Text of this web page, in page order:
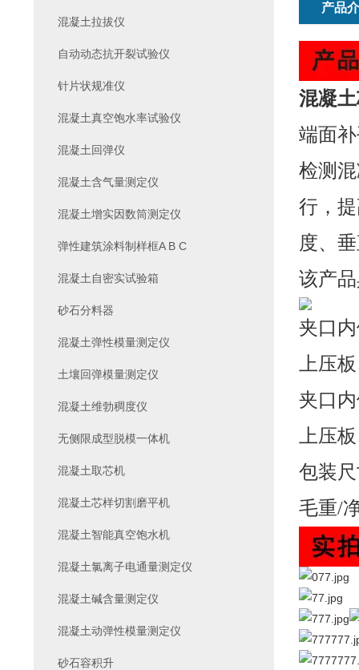
产品
混凝
端面
检测
行，
度、
该产
夹口
上压
夹口
上压
包装
毛重/
混凝土拉拔仪
自动动态抗开裂试验仪
针片状规准仪
混凝土真空饱水率试验仪
混凝土回弹仪
混凝土含气量测定仪
混凝土增实因数筒测定仪
弹性建筑涂料制样框A B C
混凝土自密实试验箱
砂石分料器
混凝土弹性模量测定仪
土壤回弹模量测定仪
混凝土维勃稠度仪
无侧限成型脱模一体机
混凝土取芯机
混凝土芯样切割磨平机
混凝土智能真空饱水机
混凝土氯离子电通量测定仪
混凝土碱含量测定仪
混凝土动弹性模量测定仪
砂石容积升